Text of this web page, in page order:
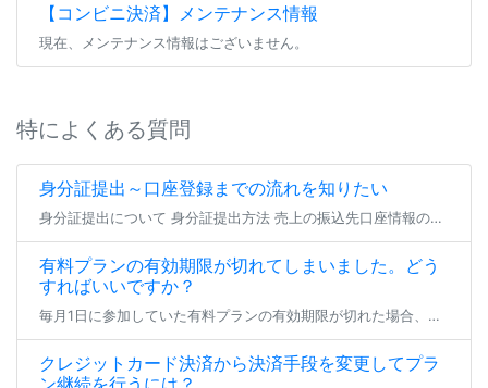
【コンビニ決済】メンテナンス情報
現在、メンテナンス情報はございません。
特によくある質問
身分証提出～口座登録までの流れを知りたい
身分証提出について 身分証提出方法 売上の振込先口座情報の登録（または編集） よくあるご質問 身分証提出について ファンティアにてファンクラブを開設する場合、 全年齢・成人向けを問わず全てのファンクラブにて身分証の提出が […]
有料プランの有効期限が切れてしまいました。どう
すればいいですか？
毎月1日に参加していた有料プランの有効期限が切れた場合、登録状態は支払い猶予期間へと移行します。 23日23:59までの間、参加中のファンクラブは無料プランへの仮移行状態となり、有効期限を更新せず24日となった場合にその […]
クレジットカード決済から決済手段を変更してプラ
ン継続を行うには？